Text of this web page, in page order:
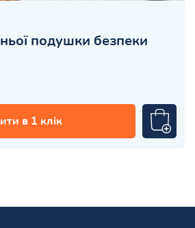
подушки безпеки
в 1 клік